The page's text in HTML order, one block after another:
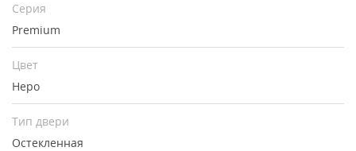
Серия
Premium
Цвет
Неро
Тип двери
Остекленная